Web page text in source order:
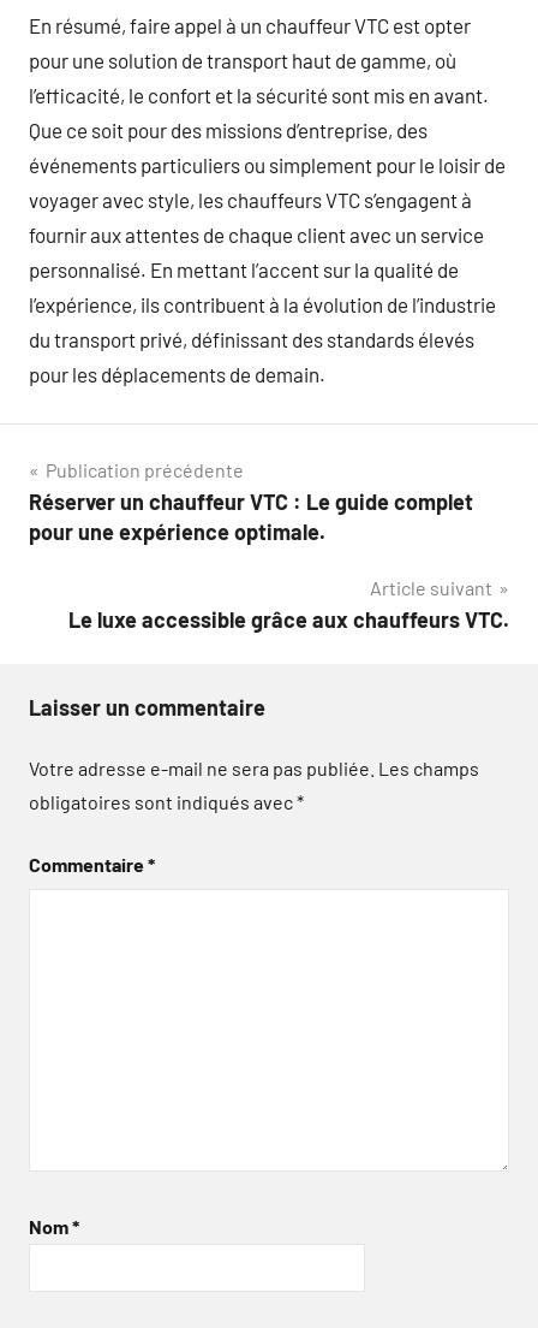
En résumé, faire appel à un chauffeur VTC est opter
pour une solution de transport haut de gamme, où
l’efficacité, le confort et la sécurité sont mis en avant.
Que ce soit pour des missions d’entreprise, des
événements particuliers ou simplement pour le loisir de
voyager avec style, les chauffeurs VTC s’engagent à
fournir aux attentes de chaque client avec un service
personnalisé. En mettant l’accent sur la qualité de
l’expérience, ils contribuent à la évolution de l’industrie
du transport privé, définissant des standards élevés
pour les déplacements de demain.
Navigation
de
Publication précédente
Réserver un chauffeur VTC : Le guide complet
pour une expérience optimale.
Article suivant
Le luxe accessible grâce aux chauffeurs VTC.
Laisser un commentaire
Votre adresse e-mail ne sera pas publiée. Les champs
obligatoires sont indiqués avec*
Commentaire*
Nom*